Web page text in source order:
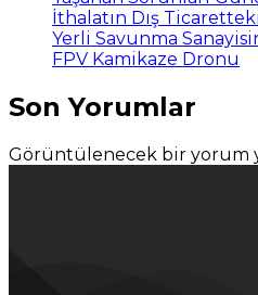
İthalatın Dış
Yerli Savunma
FPV Kamikaze Dronu
Son Yorumlar
Görüntülenecek bir yorum